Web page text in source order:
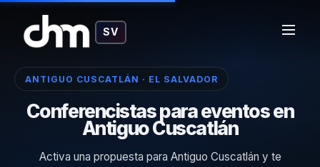
SV
ANTIGUO CUSCATLÁN · EL SALVADOR
Conferencistas para eventos en
Antiguo Cuscatlán
Activa una propuesta para Antiguo Cuscatlán y te